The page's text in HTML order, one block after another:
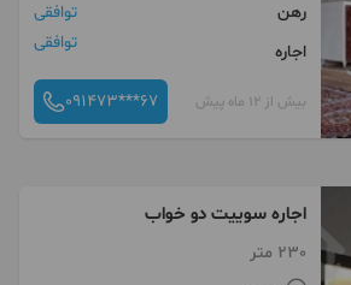
رهن
توافقی
اجاره
توافقی
بیش از 12 ماه پیش 091473***67
اجاره سوییت دو خواب
230 متر